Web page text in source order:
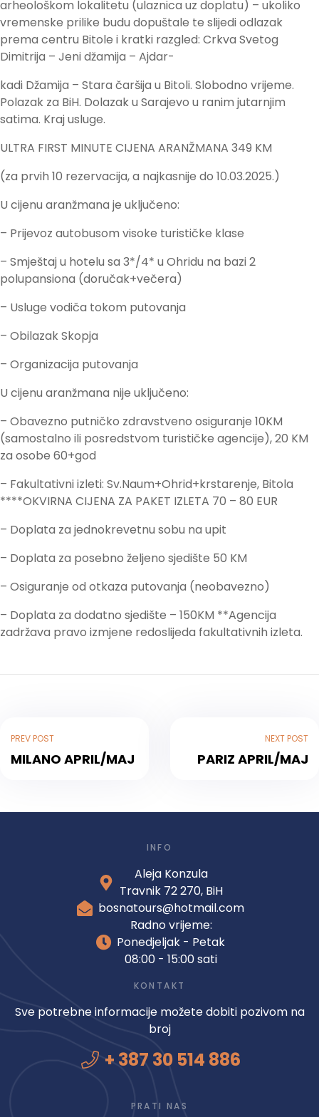
arheološkom lokalitetu (ulaznica uz doplatu) – ukoliko
vremenske prilike budu dopuštale te slijedi odlazak
prema centru Bitole i kratki razgled: Crkva Svetog
Dimitrija – Jeni džamija – Ajdar-
kadi Džamija – Stara čaršija u Bitoli. Slobodno vrijeme.
Polazak za BiH. Dolazak u Sarajevo u ranim jutarnjim
satima. Kraj usluge.
ULTRA FIRST MINUTE CIJENA ARANŽMANA 349 KM
(za prvih 10 rezervacija, a najkasnije do 10.03.2025.)
U cijenu aranžmana je uključeno:
– Prijevoz autobusom visoke turističke klase
– Smještaj u hotelu sa 3*/4* u Ohridu na bazi 2
polupansiona (doručak+večera)
– Usluge vodiča tokom putovanja
– Obilazak Skopja
– Organizacija putovanja
U cijenu aranžmana nije uključeno:
– Obavezno putničko zdravstveno osiguranje 10KM
(samostalno ili posredstvom turističke agencije), 20 KM
za osobe 60+god
– Fakultativni izleti: Sv.Naum+Ohrid+krstarenje, Bitola
****OKVIRNA CIJENA ZA PAKET IZLETA 70 – 80 EUR
– Doplata za jednokrevetnu sobu na upit
– Doplata za posebno željeno sjedište 50 KM
– Osiguranje od otkaza putovanja (neobavezno)
– Doplata za dodatno sjedište – 150KM **Agencija
zadržava pravo izmjene redoslijeda fakultativnih izleta.
PREV POST
MILANO APRIL/MAJ
NEXT POST
PARIZ APRIL/MAJ
INFO
Aleja Konzula
Travnik 72 270, BiH
bosnatours@hotmail.com
Radno vrijeme:
Ponedjeljak - Petak
08:00 - 15:00 sati
KONTAKT
Sve potrebne informacije možete dobiti pozivom na
broj
+ 387 30 514 886
PRATI NAS